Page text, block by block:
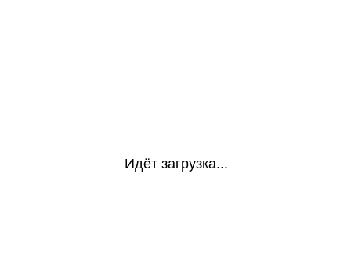
Идёт загрузка...